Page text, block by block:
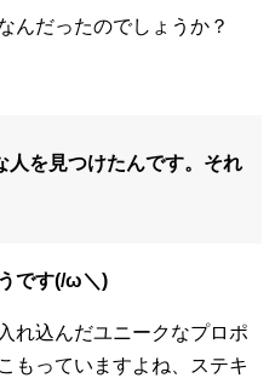
んだったのでしょうか？
人を見つけたんです。それ
です(/ω＼)
れ込んだユニークなプロポ
もっていますよね、ステキ